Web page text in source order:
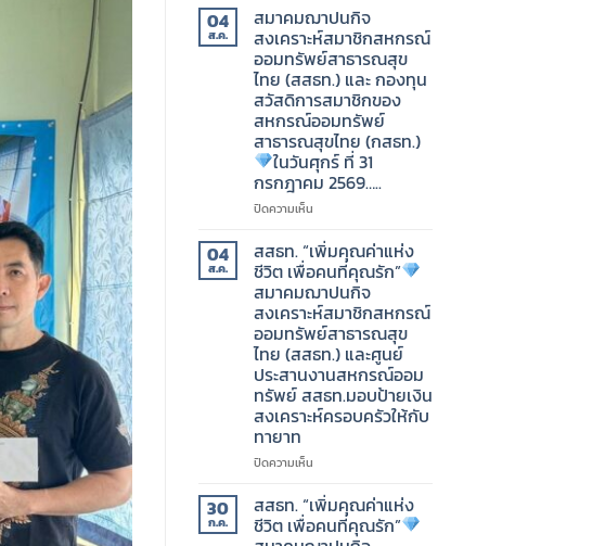
ฌาปนกิจ
สงเคราะห์
สมาชิก
สหกรณ์
ออม
ทรัพย์
สาธารณสุข
ไทย
(สสธท.)
และ
กองทุน
สวัสดิการ
ของ
สหกรณ์
ออม
ทรัพย์
สาธารณสุข
ไทย
(กสธท.)
วัน
เสาร์
สิงหาคม
2569…..
04
ส.ค.
สมาคมฌาปนกิจ
สงเคราะห์สมาชิกสหกรณ์
ออมทรัพย์สาธารณสุข
ไทย (สสธท.) และ กองทุน
สวัสดิการสมาชิกของ
สหกรณ์ออมทรัพย์
สาธารณสุขไทย (กสธท.)
ในวันศุกร์ ที่ 31
กรกฎาคม 2569…..
ปิดความเห็นบน
ฌาปนกิจ
สงเคราะห์
สมาชิก
สหกรณ์
ออม
ทรัพย์
สาธารณสุข
ไทย
(สสธท.)
และ
กองทุน
สมาชิก
สหกรณ์
ออม
ทรัพย์
04
ส.ค.
สสธท. “เพิ่มคุณค่าแห่ง
ชีวิต เพื่อคนที่คุณรัก”
สมาคมฌาปนกิจ
สงเคราะห์สมาชิกสหกรณ์
ออมทรัพย์สาธารณสุข
ไทย (สสธท.) และศูนย์
ประสานงานสหกรณ์ออม
ทรัพย์ สสธท.มอบป้ายเงิน
สงเคราะห์ครอบครัวให้กับ
ทายาท
ปิดความเห็นบน
“เพิ่ม
คุณค่า
แห่ง
30
ก.ค.
สสธท. “เพิ่มคุณค่าแห่ง
ชีวิต เพื่อคนที่คุณรัก”